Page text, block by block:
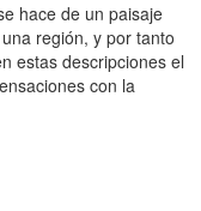
hace de un paisaje
región, y por tanto
estas descripciones el
con la